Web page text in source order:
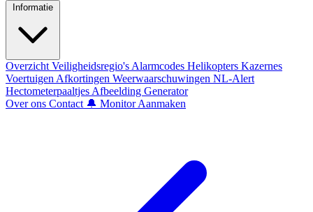
Informatie
Overzicht Veiligheidsregio's Alarmcodes Helikopters Kazernes
Voertuigen Afkortingen Weerwaarschuwingen NL-Alert
Hectometerpaaltjes Afbeelding Generator
Over ons Contact 🔔 Monitor Aanmaken